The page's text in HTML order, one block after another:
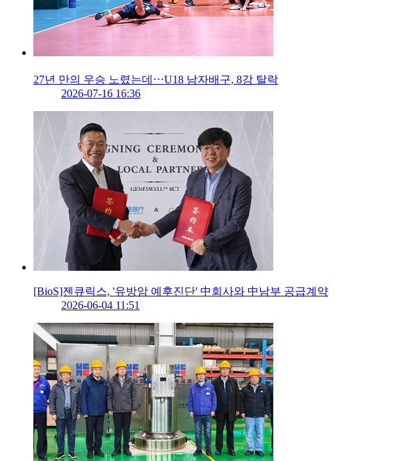
27년 만의 우승 노렸는데⋯U18 남자배구, 8강 탈락
2026-07-16 16:36
[BioS]젠큐릭스, '유방암 예후진단' 中회사와 中남부 공급계약
2026-06-04 11:51